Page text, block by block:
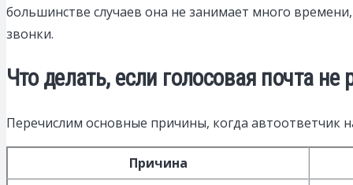
большинстве случаев она не занимает много
звонки.
Что делать, если голосовая почта
Перечислим основные причины, когда автоответчик
Причина